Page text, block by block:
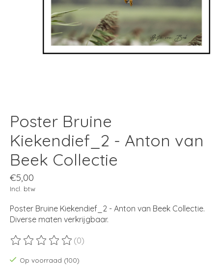
Poster Bruine
Kiekendief_2 - Anton van
Beek Collectie
€5,00
Incl. btw
Poster Bruine Kiekendief_2 - Anton van Beek Collectie.
Diverse maten verkrijgbaar.
De beoordeling van dit product is
(0)
Op voorraad (100)